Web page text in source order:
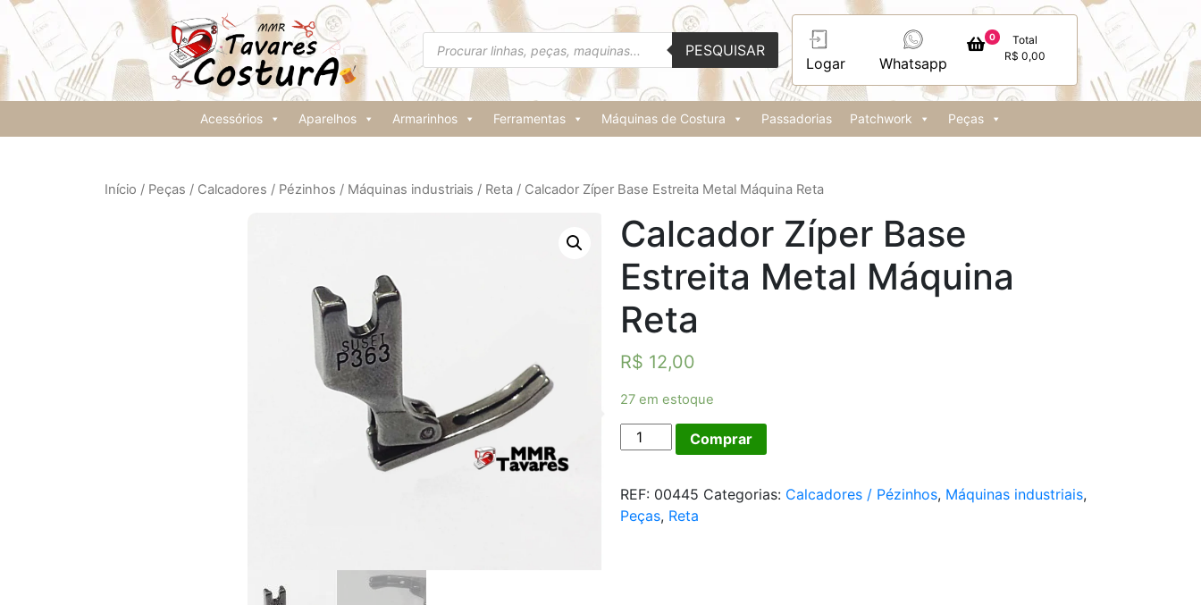
Pesquisar
produtos
PESQUISAR
Logar Whatsapp
0
Total
R$ 0,00
Acessórios Aparelhos Armarinhos Ferramentas Máquinas de Costura Passadorias Patchwork Peças
Início / Peças / Calcadores / Pézinhos / Máquinas industriais / Reta / Calcador Zíper Base Estreita Metal Máquina Reta
Calcador Zíper Base
Estreita Metal Máquina
Reta
R$ 12,00
27 em estoque
Calcador
Zíper
Estreita
Metal
Comprar
REF: 00445 Categorias: Calcadores / Pézinhos, Máquinas industriais,
Peças, Reta